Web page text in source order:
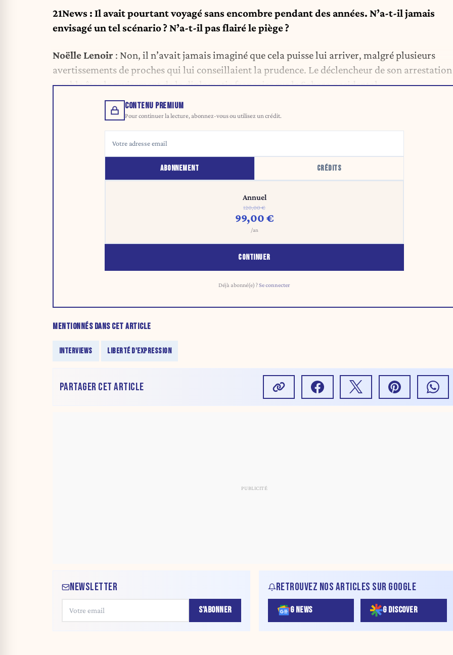
21News : Il avait pourtant voyagé sans encombre pendant des années. N’a-t-il jamais
envisagé un tel scénario ? N’a-t-il pas flairé le piège ?
Noëlle Lenoir : Non, il n’avait jamais imaginé que cela puisse lui arriver, malgré plusieurs
avertissements de proches qui lui conseillaient la prudence. Le déclencheur de son arrestation
semble être le revirement de la diplomatie française sur le Sahara occidental.
CONTENU PREMIUM
Pour continuer la lecture, abonnez-vous ou utilisez un crédit.
ABONNEMENT CRÉDITS
Annuel
120,00 €
99,00 €
/an
CONTINUER
Déjà abonné(e) ?Se connecter
MENTIONNÉS DANS CET ARTICLE
INTERVIEWS LIBERTÉ D'EXPRESSION
PARTAGER CET ARTICLE
NEWSLETTER
S'ABONNER
RETROUVEZ NOS ARTICLES SUR GOOGLE
G NEWS G DISCOVER